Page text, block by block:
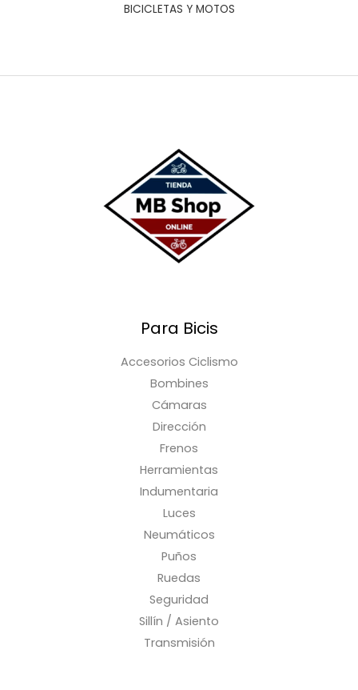
BICICLETAS Y MOTOS
Para Bicis
Accesorios Ciclismo
Bombines
Cámaras
Dirección
Frenos
Herramientas
Indumentaria
Luces
Neumáticos
Puños
Ruedas
Seguridad
Sillín / Asiento
Transmisión